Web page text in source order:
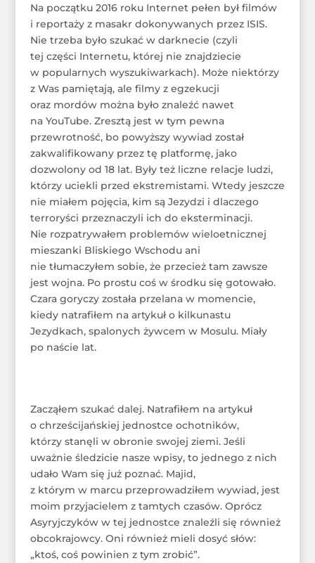
Na początku 2016 roku Internet pełen był filmów
i reportaży z masakr dokonywanych przez ISIS.
Nie trzeba było szukać w darknecie (czyli
tej części Internetu, której nie znajdziecie
w popularnych wyszukiwarkach). Może niektórzy
z Was pamiętają, ale filmy z egzekucji
oraz mordów można było znaleźć nawet
na YouTube. Zresztą jest w tym pewna
przewrotność, bo powyższy wywiad został
zakwalifikowany przez tę platformę, jako
dozwolony od 18 lat. Były też liczne relacje ludzi,
którzy uciekli przed ekstremistami. Wtedy jeszcze
nie miałem pojęcia, kim są Jezydzi i dlaczego
terroryści przeznaczyli ich do eksterminacji.
Nie rozpatrywałem problemów wieloetnicznej
mieszanki Bliskiego Wschodu ani
nie tłumaczyłem sobie, że przecież tam zawsze
jest wojna. Po prostu coś w środku się gotowało.
Czara goryczy została przelana w momencie,
kiedy natrafiłem na artykuł o kilkunastu
Jezydkach, spalonych żywcem w Mosulu. Miały
po naście lat.
Zacząłem szukać dalej. Natrafiłem na artykuł
o chrześcijańskiej jednostce ochotników,
którzy stanęli w obronie swojej ziemi. Jeśli
uważnie śledzicie nasze wpisy, to jednego z nich
udało Wam się już poznać. Majid,
z którym w marcu przeprowadziłem wywiad, jest
moim przyjacielem z tamtych czasów. Oprócz
Asyryjczyków w tej jednostce znaleźli się również
obcokrajowcy. Oni również mieli dosyć słów:
„ktoś, coś powinien z tym zrobić”.